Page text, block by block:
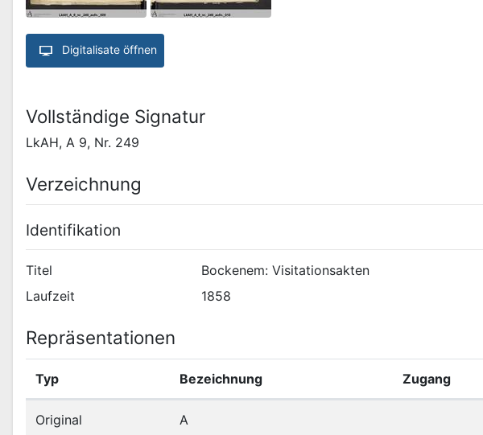
Digitalisate öffnen
Vollständige Signatur
LkAH, A 9, Nr. 249
Verzeichnung
Identifikation
Titel
Bockenem: Visitationsakten
Laufzeit
1858
Repräsentationen
Typ Bezeichnung Zugang
Original A